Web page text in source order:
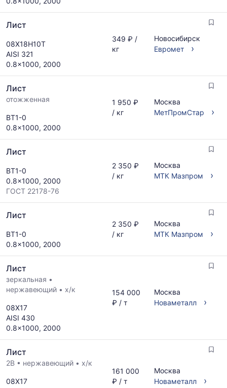
Лист
08Х18Н10Т
AISI 321
0.8x1000, 2000
349 ₽ /
кг
Новосибирск
Евромет
›
Лист
отожженная
ВТ1-0
0.8x1000, 2000
1 950 ₽
/ кг
Москва
МетПромСтар
›
Лист
ВТ1-0
0.8x1000, 2000
ГОСТ 22178-76
2 350 ₽
/ кг
Москва
МТК Мазпром
›
Лист
ВТ1-0
0.8x1000, 2000
2 350 ₽
/ кг
Москва
МТК Мазпром
›
Лист
зеркальная •
нержавеющий • х/к
08Х17
AISI 430
0.8x1000, 2000
154 000
₽ / т
Москва
Новаметалл
›
Лист
2B • нержавеющий • х/к
08Х17
161 000
₽ / т
Москва
Новаметалл
›